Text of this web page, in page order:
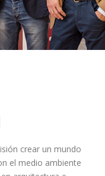
crear un mundo
el medio ambiente